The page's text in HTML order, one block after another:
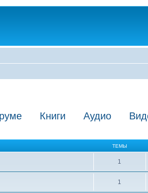
Книги Аудио
ТЕМЫ
1
1